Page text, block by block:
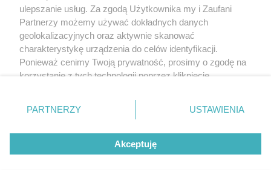
PIELĘGNACJA BORÓWKI
rok zbiory będą obfite
ulepszanie usług. Za zgodą Użytkownika my i Zaufani
Partnerzy możemy używać dokładnych danych
geolokalizacyjnych oraz aktywnie skanować
charakterystykę urządzenia do celów identyfikacji.
Ponieważ cenimy Twoją prywatność, prosimy o zgodę na
korzystanie z tych technologii poprzez kliknięcie
zmienić/wycofać klikając przycisk ustawień prywatności
znajdujący się w lewym dolnym rogu strony
rodzaje przetwarzania danych nie wymagają zgody
użytkownika, ale masz prawo sprzeciwić się takiemu
przetwarzaniu. Preferencje będą miały zastosowanie tylko
PARTNERZY USTAWIENIA
Akceptuję